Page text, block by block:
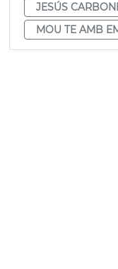
JESÚS
MOU TE AMB